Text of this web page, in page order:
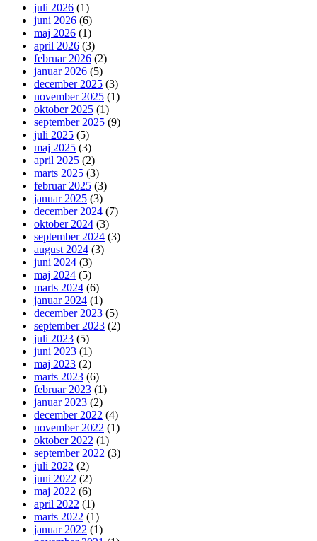
juli 2026 (1)
juni 2026 (6)
maj 2026 (1)
april 2026 (3)
februar 2026 (2)
januar 2026 (5)
december 2025 (3)
november 2025 (1)
oktober 2025 (1)
september 2025 (9)
juli 2025 (5)
maj 2025 (3)
april 2025 (2)
marts 2025 (3)
februar 2025 (3)
januar 2025 (3)
december 2024 (7)
oktober 2024 (3)
september 2024 (3)
august 2024 (3)
juni 2024 (3)
maj 2024 (5)
marts 2024 (6)
januar 2024 (1)
december 2023 (5)
september 2023 (2)
juli 2023 (5)
juni 2023 (1)
maj 2023 (2)
marts 2023 (6)
februar 2023 (1)
januar 2023 (2)
december 2022 (4)
november 2022 (1)
oktober 2022 (1)
september 2022 (3)
juli 2022 (2)
juni 2022 (2)
maj 2022 (6)
april 2022 (1)
marts 2022 (1)
januar 2022 (1)